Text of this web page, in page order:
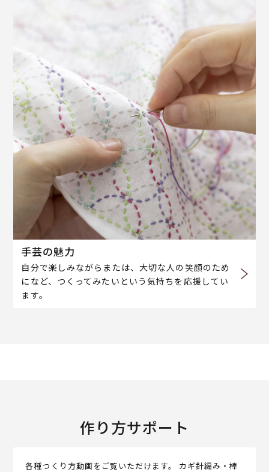
手芸の魅力
自分で楽しみながらまたは、大切な人の笑顔のため
になど、つくってみたいという気持ちを応援してい
ます。
作り方サポート
各種つくり方動画をご覧いただけます。 カギ針編み・棒